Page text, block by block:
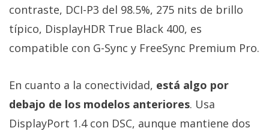
contraste, DCI-P3 del 98.5%, 275 nits de brillo
típico, DisplayHDR True Black 400, es
compatible con G-Sync y FreeSync Premium Pro.
En cuanto a la conectividad, está algo por
debajo de los modelos anteriores. Usa
DisplayPort 1.4 con DSC, aunque mantiene dos